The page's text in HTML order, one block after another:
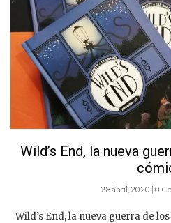
Wild’s End, la nueva
28 abril, 2020 | 0
Wild’s End, la nueva guerra de